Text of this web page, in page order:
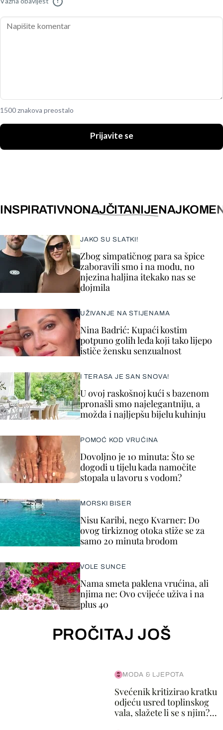
1500 znakova preostalo
Prijavite se
INSPIRATIVNONAJČITANIJE
JAKO SU SLATKI!
Zbog simpatičnog para sa špice
zaboravili smo i na modu, no
njezina haljina itekako nas se
dojmila
UŽIVANJE NA STIJENAMA
Nina Badrić: Kupaći kostim
potpuno golih leđa koji tako lijepo
ističe žensku senzualnost
I TERASA JE SAN SNOVA!
U ovoj raskošnoj kući s bazenom
pronašli smo najelegantniju, a
možda i najljepšu bijelu kuhinju
POMOĆ KOD VRUĆINA
Dovoljno je 10 minuta: Što se
dogodi u tijelu kada namočite
stopala u lavoru s vodom?
MORSKI BISER
Nisu Karibi, nego Kvarner: Do
ovog tirkiznog otoka stiže se za
samo 20 minuta brodom
VOLE SUNCE
Nama smeta paklena vrućina, ali
njima ne: Ovo cvijeće uživa i na
plus 40
PROČITAJ JOŠ
MODA & LJEPOTA
Svećenik kritizirao kratku
odjeću usred toplinskog
vala, slažete li se s njim?...